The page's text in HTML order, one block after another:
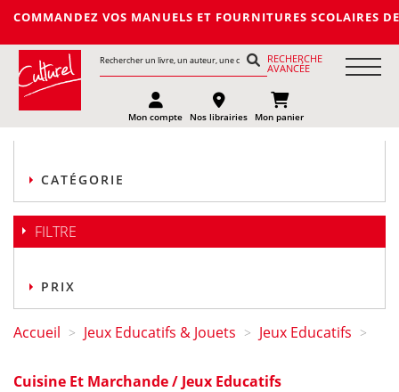
VOS MANUELS ET FOURNITURES SCOLAIRES
RECHERCHE
AVANCÉE
Mon compte Nos librairies Mon panier
CATÉGORIE
FILTRE
PRIX
Accueil > Jeux Educatifs & Jouets > Jeux Educatifs >
Cuisine Et Marchande / Jeux Educatifs